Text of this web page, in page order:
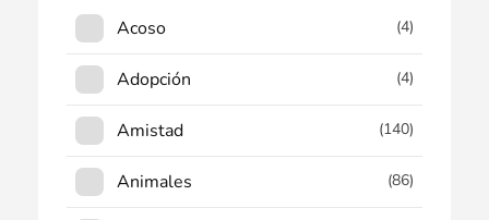
Acoso (4)
Adopción (4)
Amistad (140)
Animales (86)